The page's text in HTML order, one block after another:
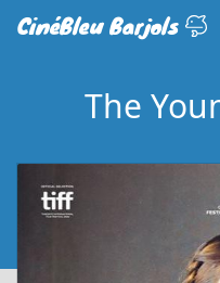
CinéBleu Barjols
The